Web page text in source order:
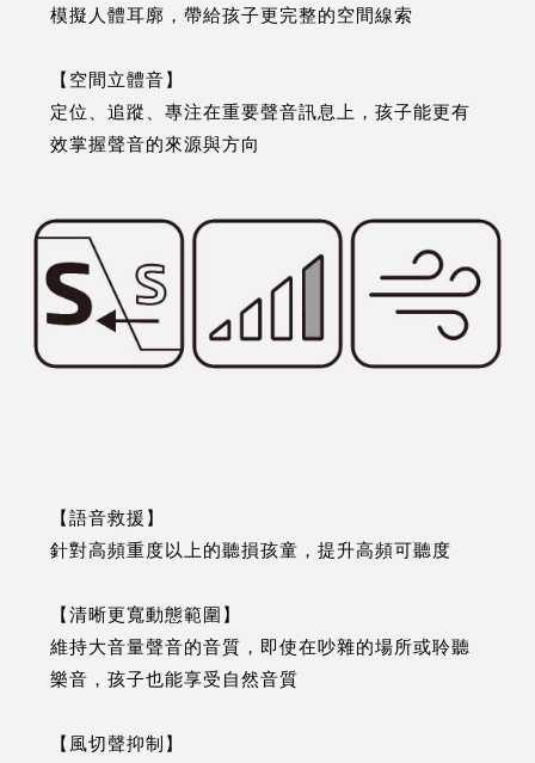
模擬人體耳廓，帶給孩子更完整的空間線索
【空間立體音】
定位、追蹤、專注在重要聲音訊息上，孩子能更有
效掌握聲音的來源與方向
【語音救援】
針對高頻重度以上的聽損孩童，提升高頻可聽度
【清晰更寬動態範圍】
維持大音量聲音的音質，即使在吵雜的場所或聆聽
樂音，孩子也能享受自然音質
【風切聲抑制】